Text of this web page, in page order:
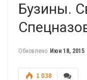
Бузины.
Обновлено Июн 18, 2015
1 038